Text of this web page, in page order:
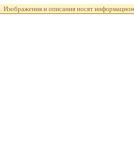
и описания носят